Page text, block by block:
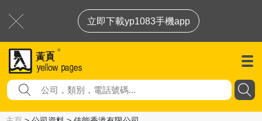
立即下載yp1083手機app